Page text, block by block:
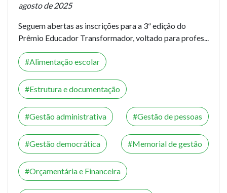
agosto de 2025
Seguem abertas as inscrições para a 3ª edição do
Prêmio Educador Transformador, voltado para profes...
Alimentação escolar
Estrutura e documentação
Gestão administrativa Gestão de pessoas
Gestão democrática Memorial de gestão
Orçamentária e Financeira